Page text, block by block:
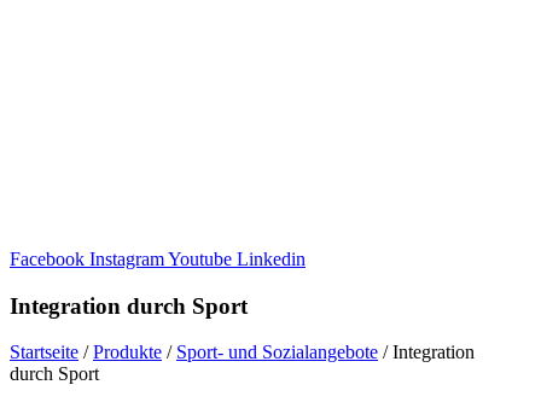
Facebook InstagramYoutube Linkedin
Inte­gra­tion durch Sport
Start­seite /Produkte / Sport- und Sozi­al­an­ge­bote /Inte­gra­tion
durch Sport